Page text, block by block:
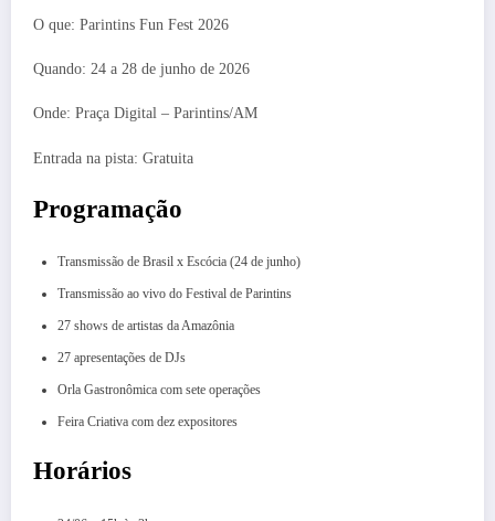
O que: Parintins Fun Fest 2026
Quando: 24 a 28 de junho de 2026
Onde: Praça Digital – Parintins/AM
Entrada na pista: Gratuita
Programação
Transmissão de Brasil x Escócia (24 de junho)
Transmissão ao vivo do Festival de Parintins
27 shows de artistas da Amazônia
27 apresentações de DJs
Orla Gastronômica com sete operações
Feira Criativa com dez expositores
Horários